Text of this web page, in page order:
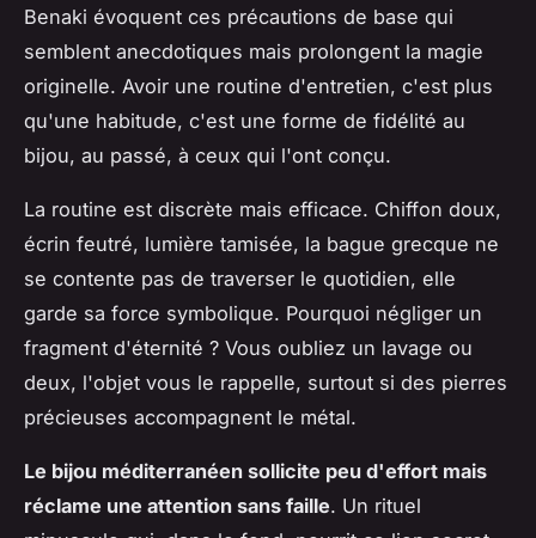
Benaki évoquent ces précautions de base qui
semblent anecdotiques mais prolongent la magie
originelle. Avoir une routine d'entretien, c'est plus
qu'une habitude, c'est une forme de fidélité au
bijou, au passé, à ceux qui l'ont conçu.
La routine est discrète mais efficace. Chiffon doux,
écrin feutré, lumière tamisée, la bague grecque ne
se contente pas de traverser le quotidien, elle
garde sa force symbolique. Pourquoi négliger un
fragment d'éternité ? Vous oubliez un lavage ou
deux, l'objet vous le rappelle, surtout si des pierres
précieuses accompagnent le métal.
Le bijou méditerranéen sollicite peu d'effort mais
réclame une attention sans faille. Un rituel